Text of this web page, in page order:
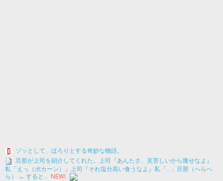
ゾッとして、ほろりとする奇妙な物語。
旦那が上司を紹介してくれた。上司『あんたさ、見苦しいから痩せなよ』
私「えっ（ポカーン）」上司『それ塩分高い食うなよ』私「…」旦那（へらへ
ら） → すると… NEW!